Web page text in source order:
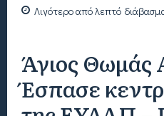
Λιγότερο απόλεπτό
Άγιος Θωμάς
Έσπασε